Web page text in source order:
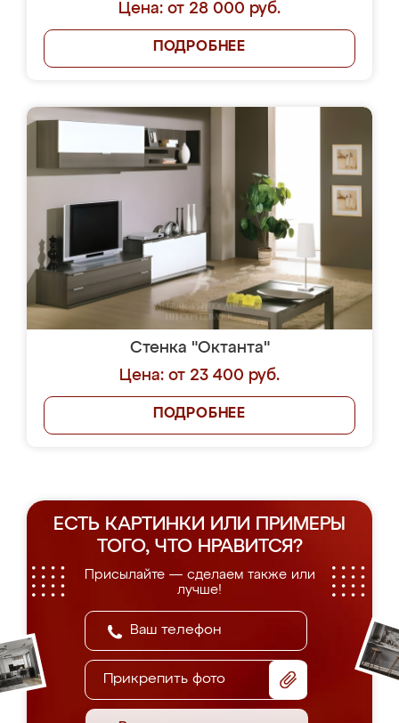
Цена: от 28 000 руб.
ПОДРОБНЕЕ
Стенка "Октанта"
Цена: от 23 400 руб.
ПОДРОБНЕЕ
ЕСТЬ КАРТИНКИ ИЛИ ПРИМЕРЫ
ТОГО, ЧТО НРАВИТСЯ?
Присылайте — сделаем также или
лучше!
Прикрепить фото